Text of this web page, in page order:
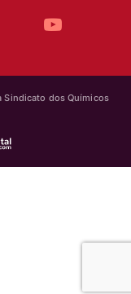
Sindicato dos Químicos